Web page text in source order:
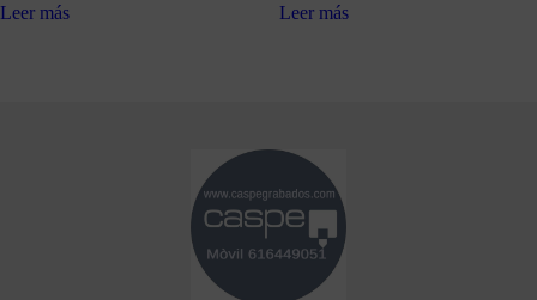
Leer más Leer más